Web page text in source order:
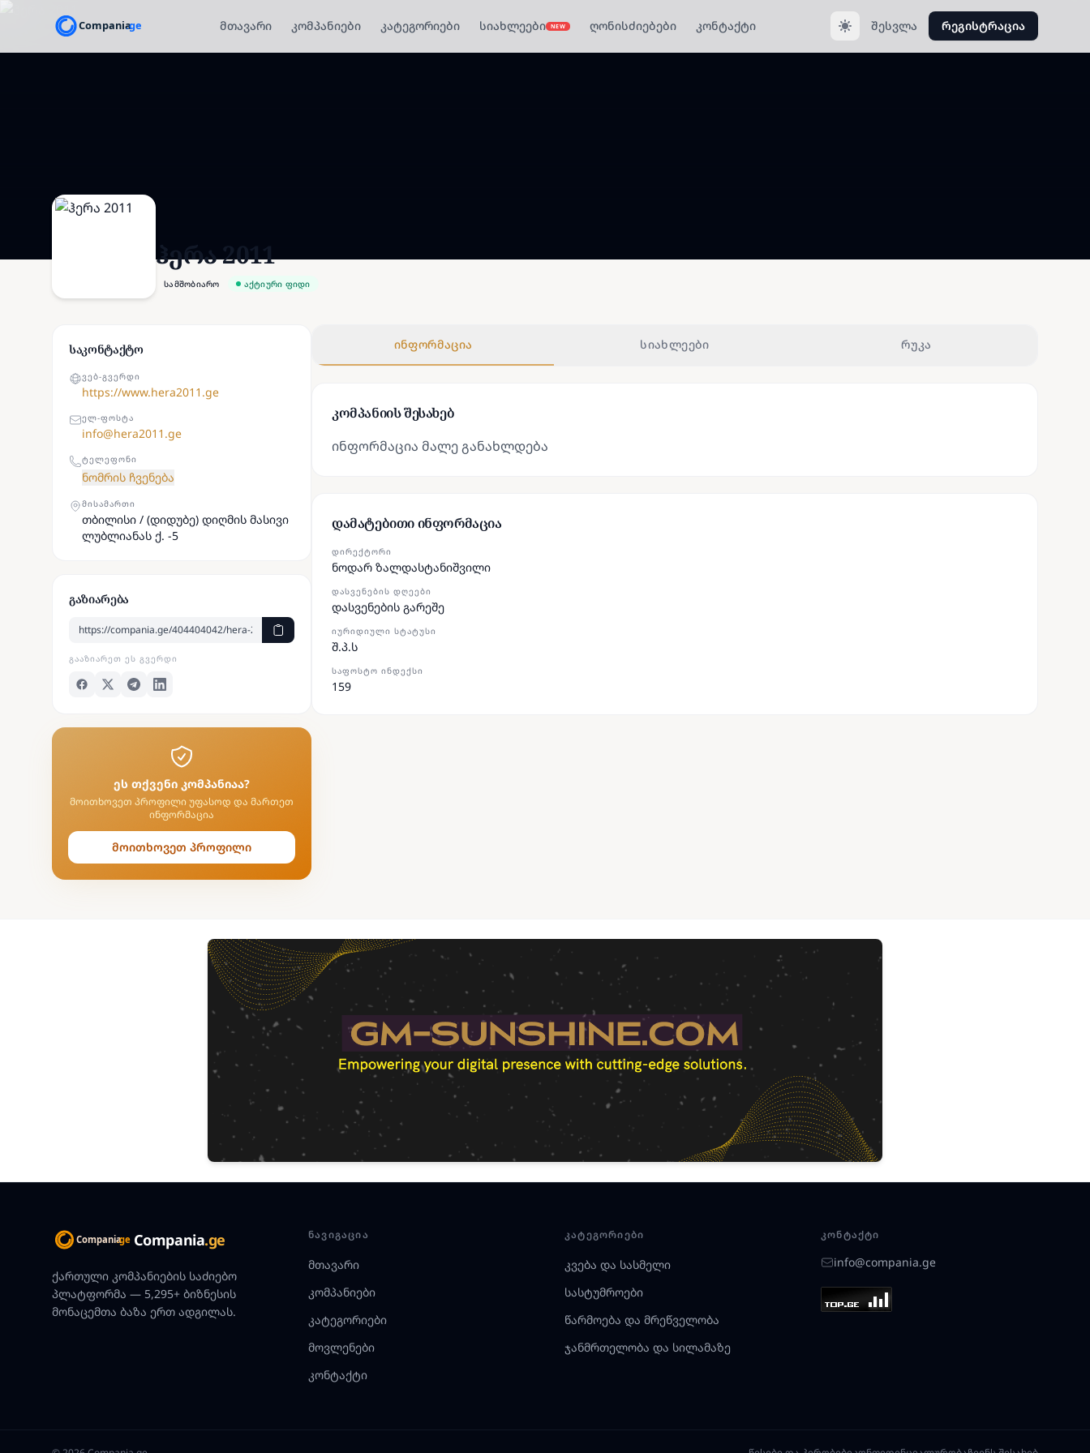
მთავარი კომპანიები კატეგორიები სიახლეები NEW ღონისძიებები კონტაქტი შესვლა რეგისტრაცია
ჰერა 2011
სამშობიარო აქტიური ფიდი
საკონტაქტო
ᲕᲔᲑ-ᲒᲕᲔᲠᲓᲘ
https://www.hera2011.ge
ᲔᲚ-ᲤᲝᲡᲢᲐ
info@hera2011.ge
ᲢᲔᲚᲔᲤᲝᲜᲘ
ნომრის ჩვენება
ᲛᲘᲡᲐᲛᲐᲠᲗᲘ
თბილისი / (დიდუბე) დიღმის მასივი
ლუბლიანას ქ. -5
გაზიარება
ᲒᲐᲐᲖᲘᲐᲠᲔᲗ ᲔᲡ ᲒᲕᲔᲠᲓᲘ
ეს თქვენი კომპანიაა?
მოითხოვეთ პროფილი უფასოდ და მართეთ
ინფორმაცია
მოითხოვეთ პროფილი
ინფორმაცია სიახლეები რუკა
კომპანიის შესახებ
ინფორმაცია მალე განახლდება
დამატებითი ინფორმაცია
ᲓᲘᲠᲔᲥᲢᲝᲠᲘ
ნოდარ ზალდასტანიშვილი
ᲓᲐᲡᲕᲔᲜᲔᲑᲘᲡ ᲓᲦᲔᲔᲑᲘ
დასვენების გარეშე
ᲘᲣᲠᲘᲓᲘᲣᲚᲘ ᲡᲢᲐᲢᲣᲡᲘ
შ.პ.ს
ᲡᲐᲤᲝᲡᲢᲝ ᲘᲜᲓᲔᲥᲡᲘ
159
Compania.ge
ქართული კომპანიების საძიებო
პლატფორმა — 5,295+ ბიზნესის
მონაცემთა ბაზა ერთ ადგილას.
ᲜᲐᲕᲘᲒᲐᲪᲘᲐ
მთავარი
კომპანიები
კატეგორიები
მოვლენები
კონტაქტი
ᲙᲐᲢᲔᲒᲝᲠᲘᲔᲑᲘ
კვება და სასმელი
სასტუმროები
წარმოება და მრეწველობა
ჯანმრთელობა და სილამაზე
ᲙᲝᲜᲢᲐᲥᲢᲘ
info@compania.ge